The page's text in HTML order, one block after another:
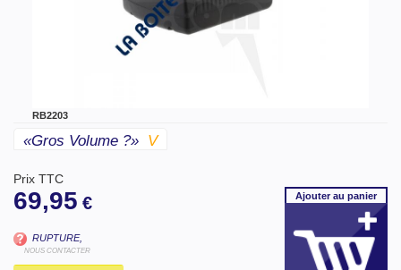
RB2203
«gros Volume ?» V
Prix TTC
69,95 €
RUPTURE,
NOUS CONTACTER
Ajouterau panier